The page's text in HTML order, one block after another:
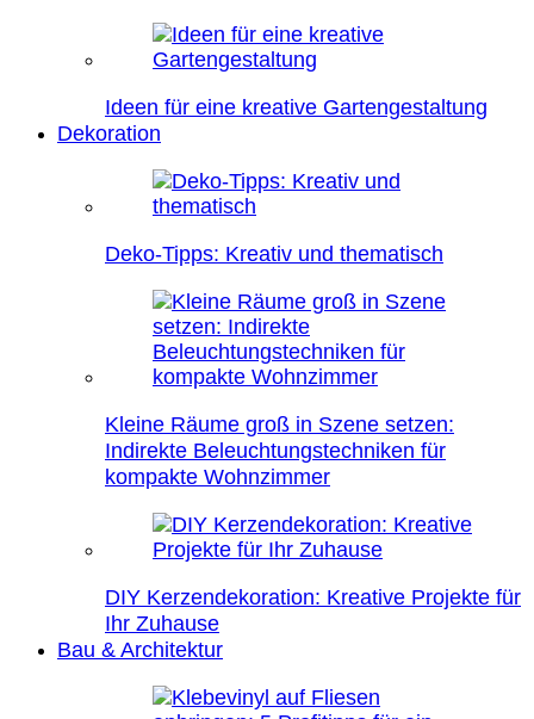
Ideen für eine kreative Gartengestaltung
Dekoration
Deko-Tipps: Kreativ und thematisch
Kleine Räume groß in Szene setzen:
Indirekte Beleuchtungstechniken für
kompakte Wohnzimmer
DIY Kerzendekoration: Kreative Projekte für
Ihr Zuhause
Bau & Architektur